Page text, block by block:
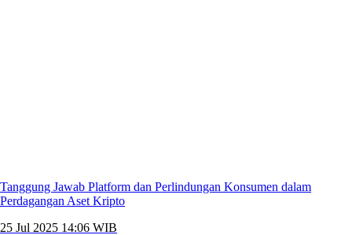
Tanggung Jawab Platform dan Perlindungan Konsumen dalam
Perdagangan Aset Kripto
25 Jul 2025 14:06 WIB